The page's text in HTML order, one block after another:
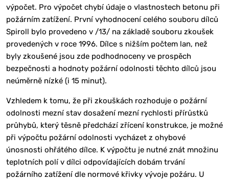
výpočet. Pro výpočet chybí údaje o vlastnostech betonu při
požárním zatížení. První vyhodnocení celého souboru dílců
Spiroll bylo provedeno v /13/ na základě souboru zkoušek
provedených v roce 1996. Dílce s nižším počtem lan, než
byly zkoušené jsou zde podhodnoceny ve prospěch
bezpečnosti a hodnoty požární odolnosti těchto dílců jsou
neúměrně nízké (i 15 minut).
Vzhledem k tomu, že při zkouškách rozhoduje o požární
odolnosti mezní stav dosažení mezní rychlosti přírůstků
průhybů, který těsně předchází zřícení konstrukce, je možné
při výpočtu požární odolnosti vycházet z ohybové
únosnosti ohřátého dílce. K výpočtu je nutné znát množinu
teplotních polí v dílci odpovídajících dobám trvání
požárního zatížení dle normové křivky vývoje požáru. U